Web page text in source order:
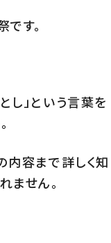
す。
し」という言葉を
内容まで詳しく知
ません。